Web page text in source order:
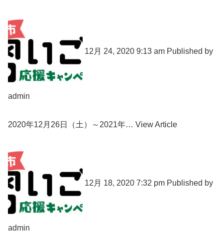
12月 24, 2020 9:13 am Published by
admin
2020年12月26日（土）～2021年… View Article
12月 18, 2020 7:32 pm Published by
admin